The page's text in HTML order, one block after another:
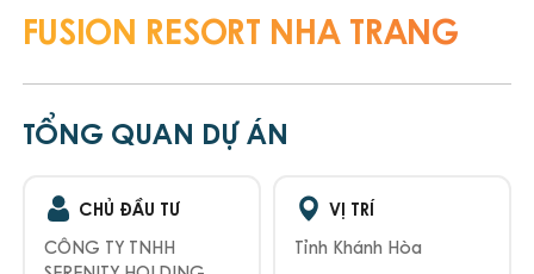
FUSION RESORT NHA TRANG
TỔNG QUAN DỰ ÁN
CHỦ ĐẦU TƯ
CÔNG TY TNHH
VỊ TRÍ
Tỉnh Khánh Hòa